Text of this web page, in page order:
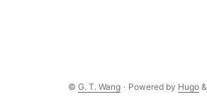
© G. T. Wang · Powered by Hugo&